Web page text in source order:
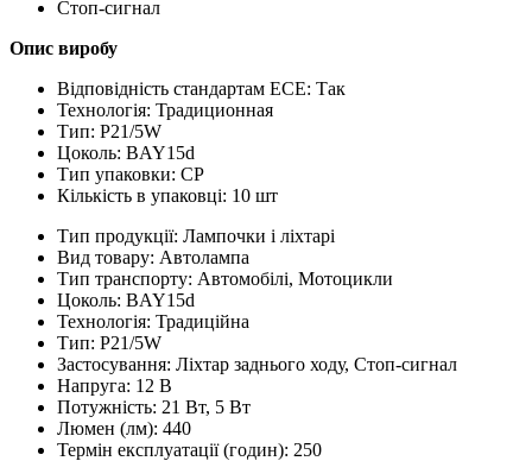
Стоп-сигнал
Опис виробу
Відповідність стандартам ЕСЕ: Так
Технологія: Традиционная
Тип: P21/5W
Цоколь: BAY15d
Тип упаковки: CP
Кількість в упаковці: 10 шт
Тип продукції: Лампочки і ліхтарі
Вид товару: Автолампа
Тип транспорту: Автомобілі, Мотоцикли
Цоколь: BAY15d
Технологія: Традиційна
Тип: P21/5W
Застосування: Ліхтар заднього ходу, Стоп-сигнал
Напруга: 12 В
Потужність: 21 Вт, 5 Вт
Люмен (лм): 440
Термін експлуатації (годин): 250